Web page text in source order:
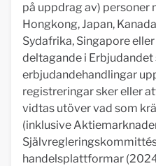
på uppdrag av) personer
Hongkong, Japan,
Sydafrika, Singapore
deltagande i
erbjudandehandlingar
registreringar sker eller
vidtas utöver vad som
(inklusive
handelsplattformar